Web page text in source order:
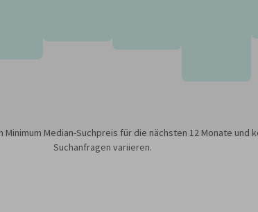
Minimum Median-Suchpreis für die nächsten 12 Monate und
Suchanfragen variieren.